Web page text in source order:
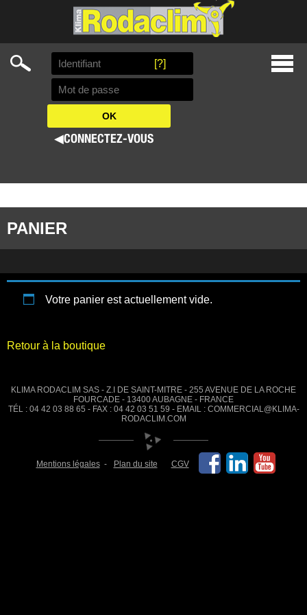
[?]
◀CONNECTEZ-VOUS
Search
PANIER
Votre panier est actuellement vide.
Retour à la boutique
KLIMA RODACLIM SAS - Z.I DE SAINT-MITRE - 255 AVENUE DE LA ROCHE
FOURCADE - 13400 AUBAGNE - FRANCE
TÉL : 04 42 03 88 65 - FAX : 04 42 03 51 59 - EMAIL : COMMERCIAL@KLIMA-
RODACLIM.COM
Mentions légales Plan du site CGV